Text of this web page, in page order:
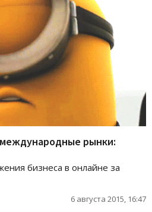
рынки:
бизнеса в онлайне за
6 августа 2015, 16:47